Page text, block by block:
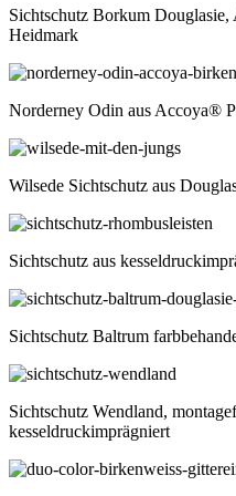
Sichtschutz Borkum
Heidmark
Norderney Odin aus Accoya®
Wilsede Sichtschutz aus
Sichtschutz aus
Sichtschutz Baltrum
Sichtschutz Wendland,
kesseldruckimprägniert